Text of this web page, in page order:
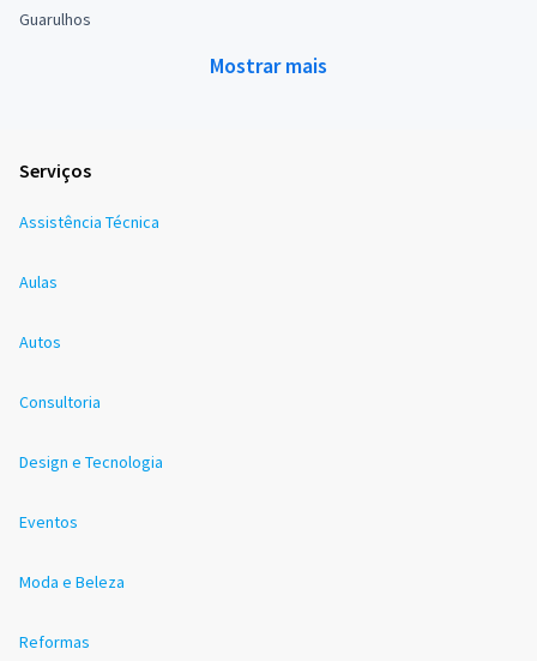
Guarulhos
Mostrar mais
Serviços
Assistência Técnica
Aulas
Autos
Consultoria
Design e Tecnologia
Eventos
Moda e Beleza
Reformas